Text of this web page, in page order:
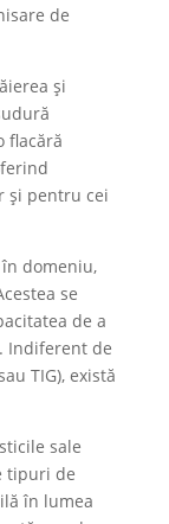
de
și
flacără
și pentru cei
domeniu,
se
de a
Indiferent de
TIG), există
sale
tipuri de
în lumea